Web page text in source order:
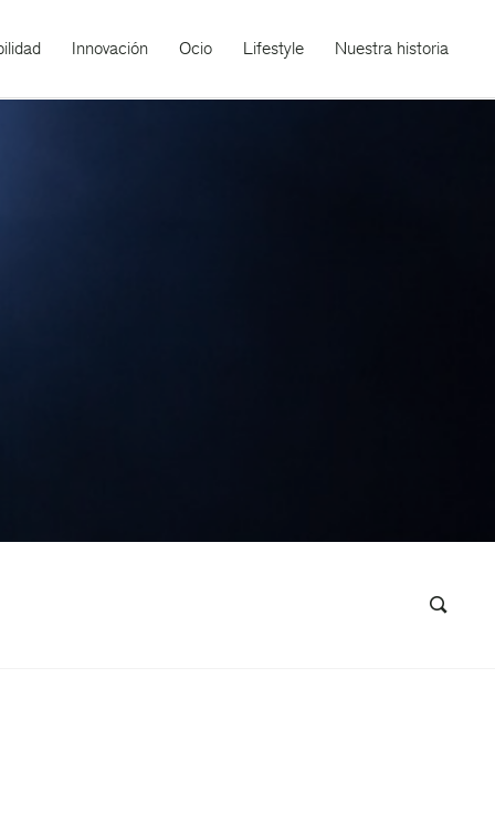
Innovación Ocio Lifestyle Nuestra historia